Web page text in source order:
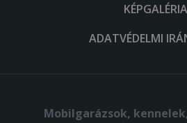
KÉPGALÉRIA
ADATVÉDELMI
Mobilgarázsok,